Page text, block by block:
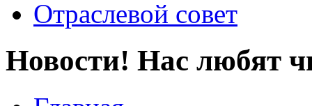
Отраслевой совет
Новости! Нас любят